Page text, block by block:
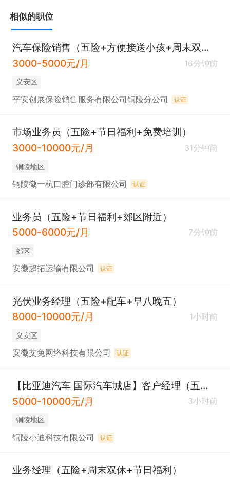
相似的职位
汽车保险销售（五险+方便接送小孩+周末双休+节日福利）
3000-5000元/月
16分钟前
义安区
平安创展保险销售服务有限公司铜陵分公司 认证
市场业务员（五险+节日福利+免费培训）
3000-10000元/月
31分钟前
铜陵地区
铜陵徽一杭口腔门诊部有限公司 认证
业务员（五险+节日福利+郊区附近）
5000-6000元/月
7分钟前
郊区
安徽超拓运输有限公司 认证
光伏业务经理（五险+配车+早八晚五）
8000-10000元/月
1小时前
义安区
安徽艾兔网络科技有限公司 认证
【比亚迪汽车 国际汽车城店】客户经理（五险+工作餐+节日福利）
5000-10000元/月
3小时前
铜陵地区
铜陵小迪科技有限公司 认证
业务经理（五险+周末双休+节日福利）